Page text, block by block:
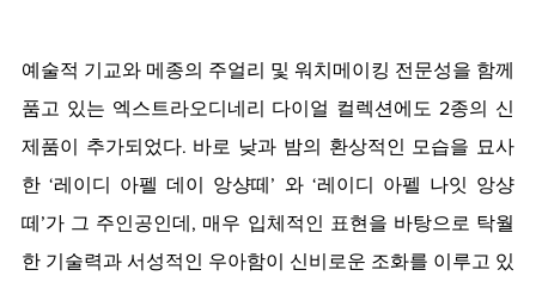
예술적 기교와 메종의 주얼리 및 워치메이킹 전문성을 함께
품고 있는 엑스트라오디네리 다이얼 컬렉션에도 2종의 신
제품이 추가되었다. 바로 낮과 밤의 환상적인 모습을 묘사
한 ‘레이디 아펠 데이 앙샹떼’ 와 ‘레이디 아펠 나잇 앙샹
떼’가 그 주인공인데, 매우 입체적인 표현을 바탕으로 탁월
한 기술력과 서성적인 우아함이 신비로운 조화를 이루고 있